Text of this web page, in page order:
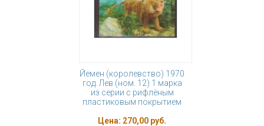
Йемен (королевство) 1970
год. Лев (ном. 12) 1 марка
из серии с рифлёным
пластиковым покрытием
Цена: 270,00 руб.